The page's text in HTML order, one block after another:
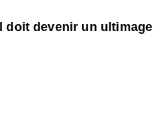
l doit devenir un ultimage